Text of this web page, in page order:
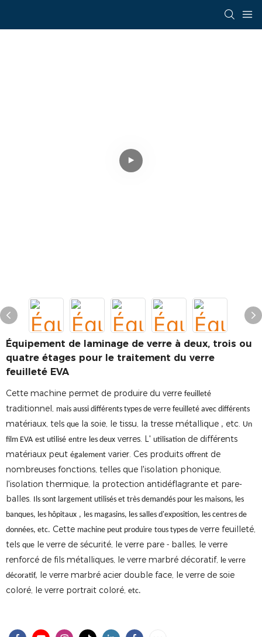
Équipement de laminage de verre à deux, trois ou
quatre étages pour le traitement du verre
feuilleté EVA
Cette machine permet de produire du verre feuilleté
traditionnel, mais aussi différents types de verre feuilleté avec différents
matériaux, tels que la soie, le tissu, la tresse métallique , etc. Un
film EVA est utilisé entre les deux verres. L' utilisation de différents
matériaux peut également varier. Ces produits offrent de
nombreuses fonctions, telles que l'isolation phonique,
l'isolation thermique, la protection antidéflagrante et pare-
balles. Ils sont largement utilisés et très demandés pour les maisons, les
banques, les hôpitaux , les magasins, les salles d'exposition, les centres de
données, etc. Cette machine peut produire tous types de verre feuilleté,
tels que le verre de sécurité, le verre pare - balles, le verre
renforcé de fils métalliques, le verre marbré décoratif, le verre
décoratif, le verre marbré acier double face, le verre de soie
coloré, le verre portrait coloré, etc.